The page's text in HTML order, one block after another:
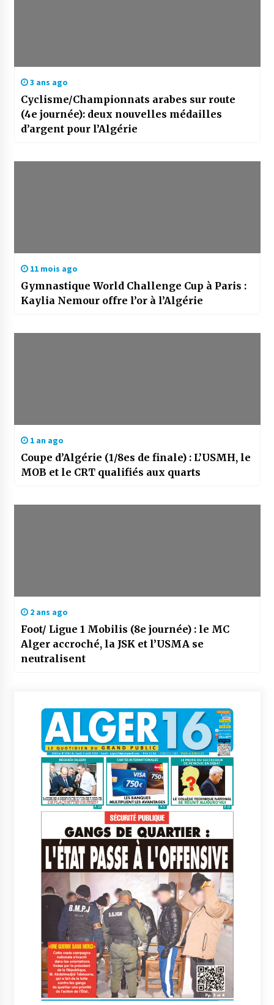
3 ans ago
Cyclisme/Championnats arabes sur route
(4e journée): deux nouvelles médailles
d’argent pour l’Algérie
11 mois ago
Gymnastique World Challenge Cup à Paris :
Kaylia Nemour offre l’or à l’Algérie
1 an ago
Coupe d’Algérie (1/8es de finale) : L’USMH, le
MOB et le CRT qualifiés aux quarts
2 ans ago
Foot/ Ligue 1 Mobilis (8e journée) : le MC
Alger accroché, la JSK et l’USMA se
neutralisent